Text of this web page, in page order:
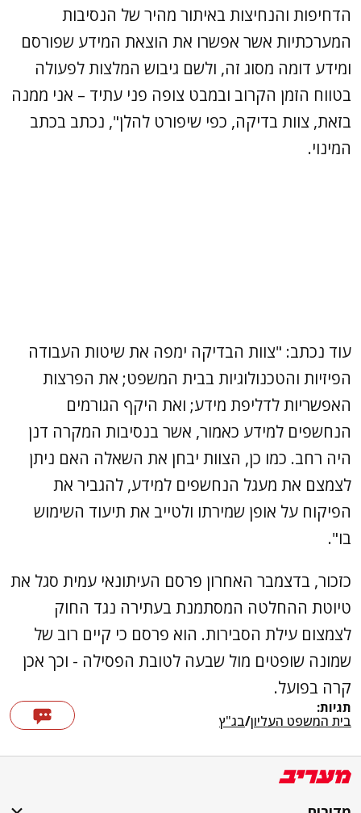
הדחיפות והנחיצות באיתור מהיר של הנסיבות
המערכתיות אשר אפשרו את הוצאת המידע שפורסם
ומידע דומה מסוג זה, ולשם גיבוש המלצות לפעולה
בטווח הזמן הקרוב ובמבט צופה פני עתיד – אני ממנה
בזאת, צוות בדיקה, כפי שיפורט להלן", נכתב בכתב
המינוי.
עוד נכתב: "צוות הבדיקה ימפה את שיטות העבודה
הפיזיות והטכנולוגיות בבית המשפט; את הפרצות
האפשריות לדליפת מידע; ואת היקף הגורמים
הנחשפים למידע כאמור, אשר בנסיבות המקרה דנן
היה רחב. כמו כן, הצוות יבחן את השאלה האם ניתן
לצמצם את מעגל הנחשפים למידע, להגביר את
הפיקוח על אופן שמירתו ולטייב את תיעוד השימוש
בו".
כזכור, בדצמבר האחרון פרסם העיתונאי עמית סגל את
טיוטת ההחלטה המסתמנת בעתירה נגד החוק
לצמצום עילת הסבירות. הוא פרסם כי קיים רוב של
שמונה שופטים מול שבעה לטובת הפסילה - וכך אכן
קרה בפועל.
תגיות:
בית המשפט העליון/בג"ץ